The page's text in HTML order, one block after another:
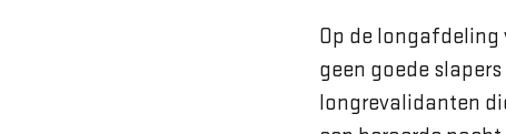
Op de longafdeling
geen goede
longrevalidanten